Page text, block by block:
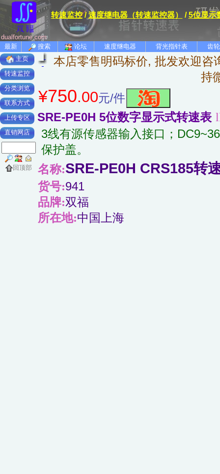
dualfortune.com
转速监控/速度继电器（转速监控器） /5位显示
最新 搜索 论坛 速度继电器 背光指针表
齿
主页
转速监控
分类浏览
联系方式
上传专区
直销网店
回顶部
本店零售明码标价, 批发欢迎
持
¥750.00元/件
SRE-PE0H 5位数字显示式转速表
3线有源传感器输入接口；
保护盖。
名称:SRE-PE0H CRS185转
货号:941
品牌:双福
所在地:中国上海